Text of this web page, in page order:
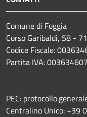
Comune di Foggia
Corso Garibaldi, 58 -
Codice Fiscale:
Partita IVA:
PEC:
Centralino Unico: +39